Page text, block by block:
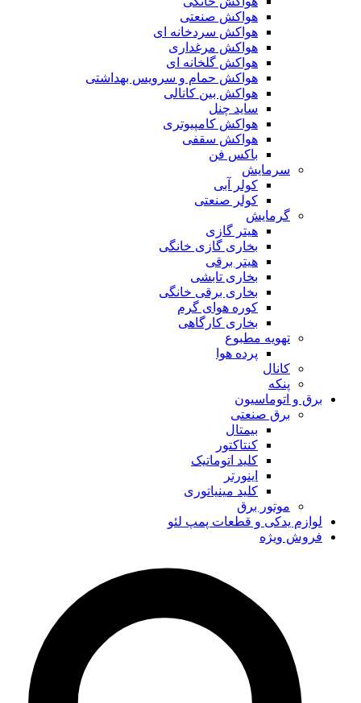
هواکش صنعتی
هواکش سردخانه ای
هواکش مرغداری
هواکش گلخانه ای
هواکش حمام و سرویس بهداشتی
هواکش بین کانالی
ساید چنل
هواکش کامپیوتری
هواکش سقفی
باکس فن
سرمایش
کولر آبی
کولر صنعتی
گرمایش
هیتر گازی
بخاری گازی خانگی
هیتر برقی
بخاری تابشی
بخاری برقی خانگی
کوره هوای گرم
بخاری کارگاهی
تهویه مطبوع
پرده هوا
کانال
پنکه
برق و اتوماسیون
برق صنعتی
بیمتال
کنتاکتور
کلید اتوماتیک
اینورتر
کلید مینیاتوری
موتور برق
لوازم یدکی و قطعات پمپ لئو
فروش ویژه